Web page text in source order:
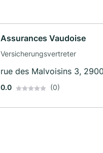
Assurances Vaudoise
Versicherungsvertreter
rue des Malvoisins 3,
0.0 (0)